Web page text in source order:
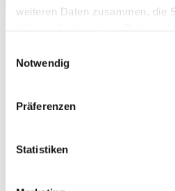
weiteren Daten zusammen, die
Notwendig
Präferenzen
Statistiken